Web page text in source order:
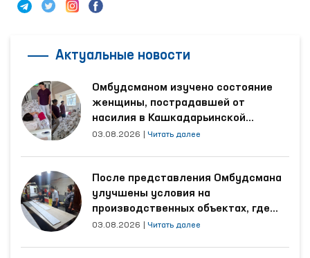
Актуальные новости
Омбудсманом изучено состояние
женщины, пострадавшей от
насилия в Кашкадарьинской
области
03.08.2026 Читать далее
После представления Омбудсмана
улучшены условия на
производственных объектах, где
трудятся осуждённые
03.08.2026 Читать далее